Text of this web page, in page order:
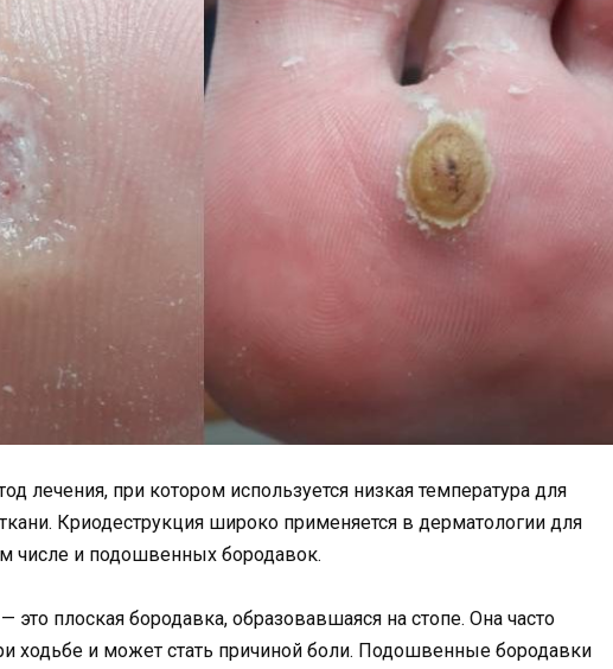
лечения, при котором используется низкая температура для
Криодеструкция широко применяется в дерматологии для
числе и подошвенных бородавок.
плоская бородавка, образовавшаяся на стопе. Она часто
ходьбе и может стать причиной боли. Подошвенные бородавки